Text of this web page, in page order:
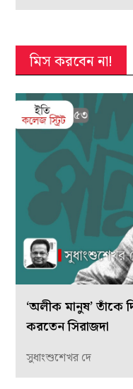
মিস করবেন না!
‘অলীক মানুষ’ তাঁকে
করতেন সিরাজদা
সুধাংশুশেখর দে